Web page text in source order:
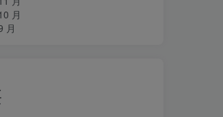
月
月